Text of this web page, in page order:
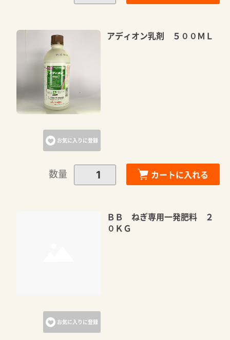
お気に入りに登録
アディオン乳剤 ５００ＭＬ
数量 カートに入れる
お気に入りに登録
ＢＢ ねぎ専用一発肥料 ２
０ＫＧ